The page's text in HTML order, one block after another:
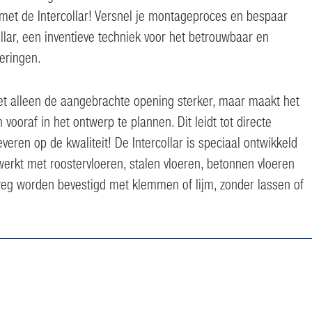
de Intercollar! Versnel je montageproces en bespaar
een inventieve techniek voor het betrouwbaar en
alleen de aangebrachte opening sterker, maar maakt het
vooraf in het ontwerp te plannen. Dit leidt tot directe
op de kwaliteit! De Intercollar is speciaal ontwikkeld
met roostervloeren, stalen vloeren, betonnen vloeren
worden bevestigd met klemmen of lijm, zonder lassen of